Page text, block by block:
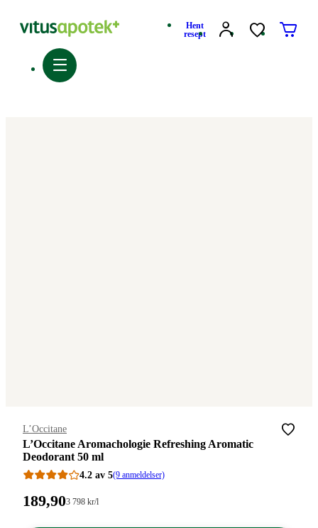
Hent
resept
Merke:
L’Occitane
L’Occitane Aromachologie Refreshing Aromatic
Deodorant 50 ml
4.2 av 5(9 anmeldelser)
Pris:
189,90Stykkpris:
3 798 kr/l